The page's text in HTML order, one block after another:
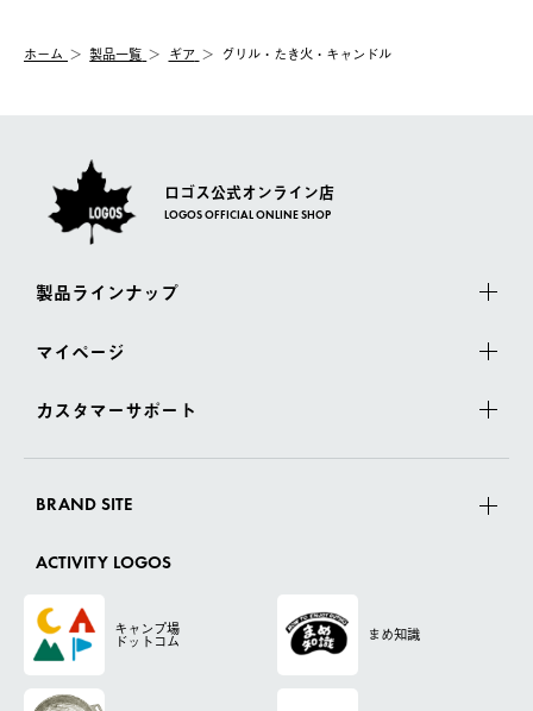
【配送業者】
佐川急便にて配送されます。
一度お手元の商品を返品いただき、ご希望商品を再注文してくだ
ホーム 製品一覧 ギア グリル・たき火・キャンドル
ロゴス公式オンライン店
LOGOS OFFICIAL ONLINE SHOP
製品ラインナップ
マイページ
カスタマーサポート
BRAND SITE
ACTIVITY LOGOS
キャンプ場
ドットコム まめ知識